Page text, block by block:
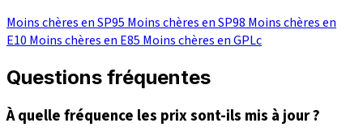
Moins chères en SP95 Moins chères en SP98 Moins chères en
E10 Moins chères en E85 Moins chères en GPLc
Questions fréquentes
À quelle fréquence les prix sont-ils mis à jour ?